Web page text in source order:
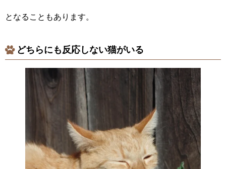
となることもあります。
どちらにも反応しない猫がいる